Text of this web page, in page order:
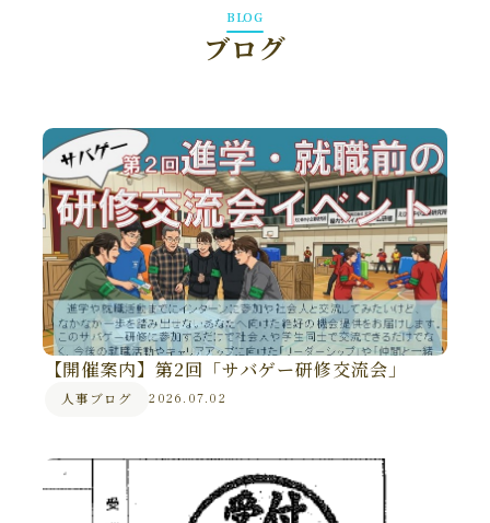
BLOG
ブログ
【開催案内】第2回「サバゲー研修交流会」
人事ブログ 2026.07.02